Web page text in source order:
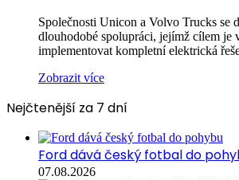
Společnosti Unicon a Volvo Trucks se
dlouhodobé spolupráci, jejímž cílem je
implementovat kompletní elektrická
Zobrazit více
Nejčtenější za 7 dní
Ford dává český fotbal do
07.08.2026